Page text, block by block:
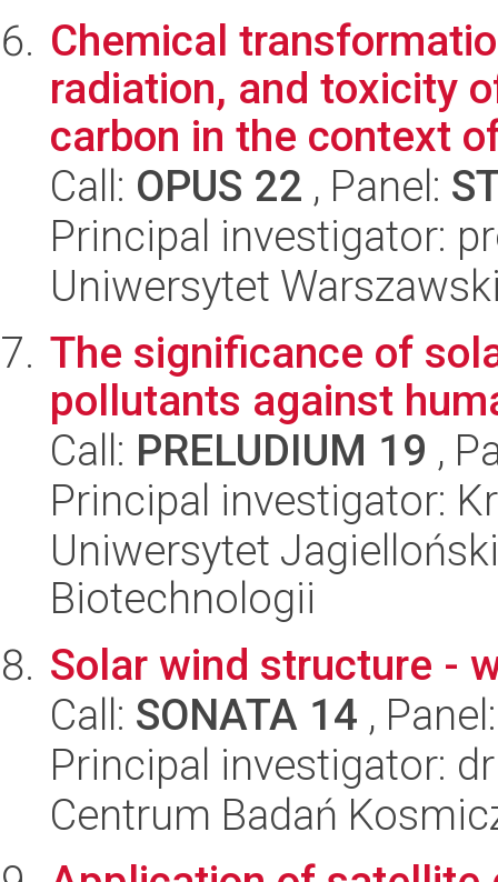
Chemical
radiation, and toxicity
carbon in the context
Call: OPUS 22 , Panel:
Principal investigator:
Uniwersytet
The significance of
pollutants against
Call: PRELUDIUM 19 ,
Principal investigator:
Uniwersytet
Biotechnologii
Solar wind structure -
Call: SONATA 14 ,
Principal investigator:
Centrum Badań